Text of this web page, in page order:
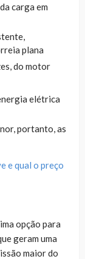
carga em
plana
do motor
elétrica
portanto, as
e qual o preço
opção para
geram uma
maior do